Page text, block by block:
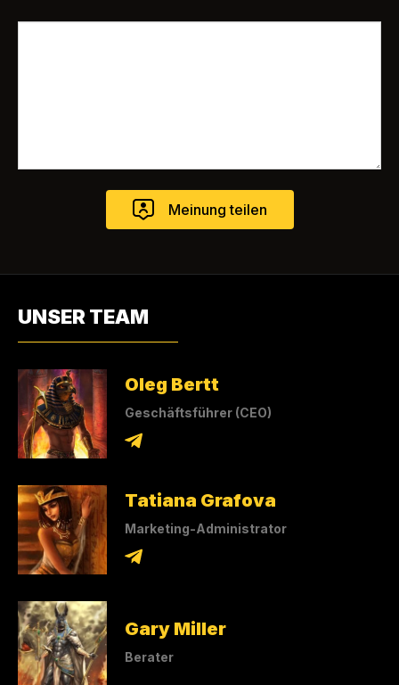
UNSER TEAM
Oleg Bertt
Geschäftsführer (CEO)
Tatiana Grafova
Marketing-Administrator
Gary Miller
Berater